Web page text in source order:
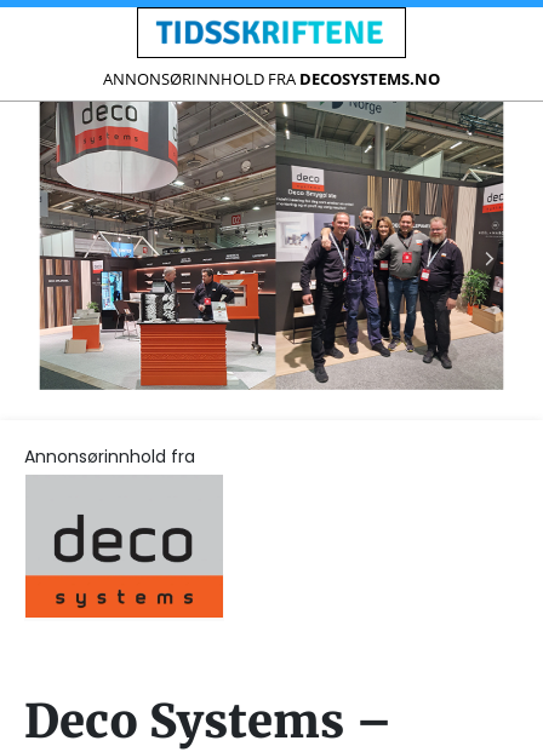
ANNONSØRINNHOLD FRA DECOSYSTEMS.NO
Annonsørinnhold fra
Deco Systems –